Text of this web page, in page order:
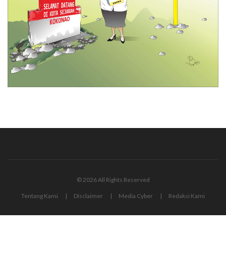
© 2026 All Rights Reserved
Tentang Kami Disclaimer Media Cyber Redaksi Kami